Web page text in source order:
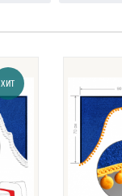
ХИТ